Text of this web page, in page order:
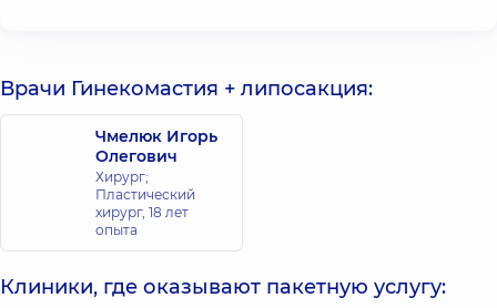
Врачи Гинекомастия + липосакция:
Чмелюк Игорь
Олегович
Хирург;
Пластический
хирург, 18 лет
опыта
Клиники, где оказывают пакетную услугу: